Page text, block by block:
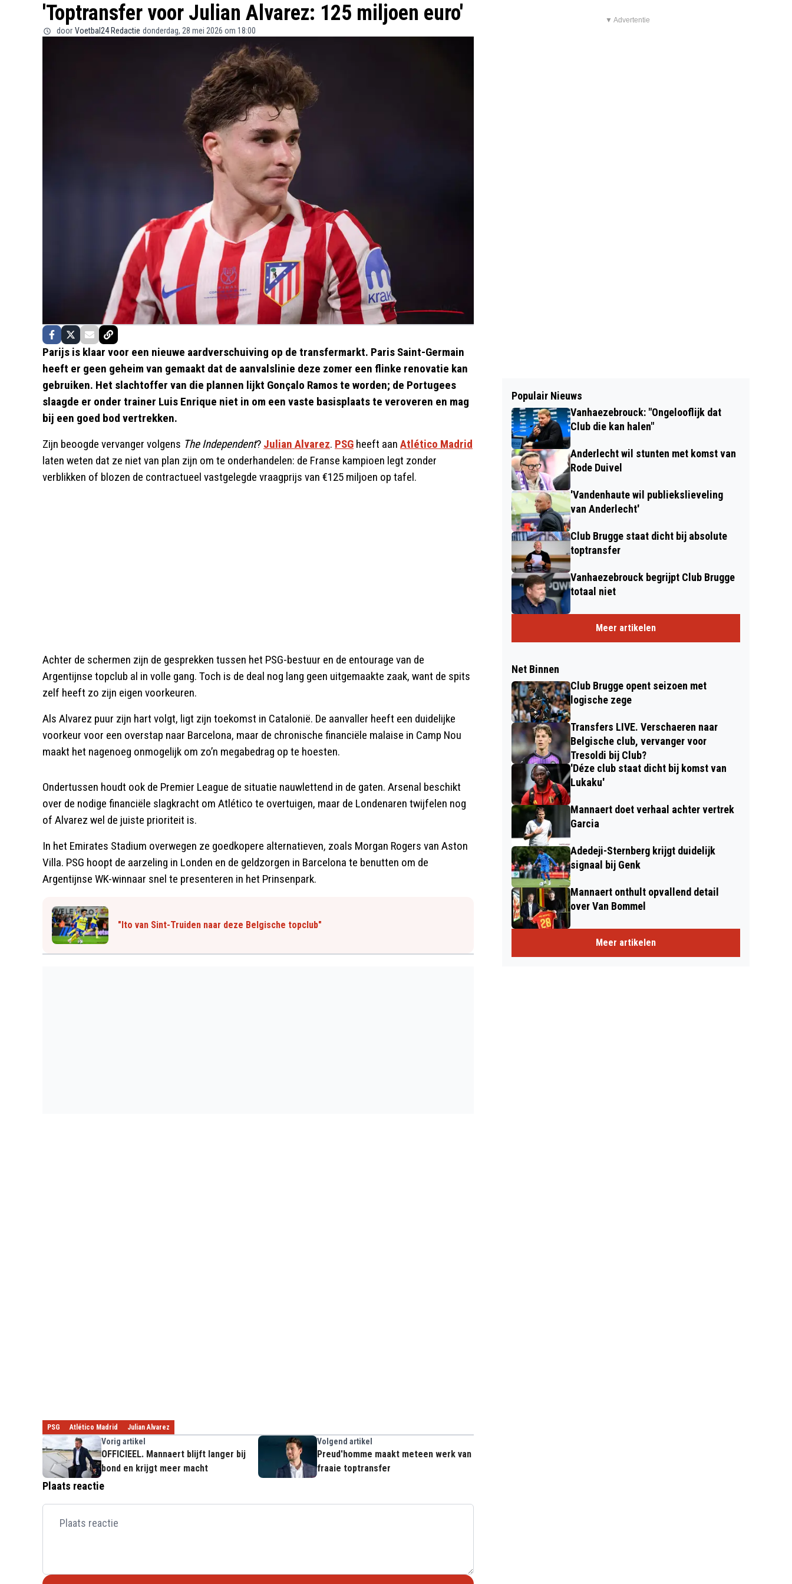
'Toptransfer voor Julian Alvarez: 125 miljoen euro'
door Voetbal24 Redactie donderdag, 28 mei 2026 om 18:00
Parijs is klaar voor een nieuwe aardverschuiving op de transfermarkt. Paris Saint-Germain
heeft er geen geheim van gemaakt dat de aanvalslinie deze zomer een flinke renovatie kan
gebruiken. Het slachtoffer van die plannen lijkt Gonçalo Ramos te worden; de Portugees
slaagde er onder trainer Luis Enrique niet in om een vaste basisplaats te veroveren en mag
bij een goed bod vertrekken.
Zijn beoogde vervanger volgens The Independent? Julian Alvarez. PSG heeft aan Atlético Madrid
laten weten dat ze niet van plan zijn om te onderhandelen: de Franse kampioen legt zonder
verblikken of blozen de contractueel vastgelegde vraagprijs van €125 miljoen op tafel.
Achter de schermen zijn de gesprekken tussen het PSG-bestuur en de entourage van de
Argentijnse topclub al in volle gang. Toch is de deal nog lang geen uitgemaakte zaak, want de spits
zelf heeft zo zijn eigen voorkeuren.
Als Alvarez puur zijn hart volgt, ligt zijn toekomst in Catalonië. De aanvaller heeft een duidelijke
voorkeur voor een overstap naar Barcelona, maar de chronische financiële malaise in Camp Nou
maakt het nagenoeg onmogelijk om zo’n megabedrag op te hoesten.
Ondertussen houdt ook de Premier League de situatie nauwlettend in de gaten. Arsenal beschikt
over de nodige financiële slagkracht om Atlético te overtuigen, maar de Londenaren twijfelen nog
of Alvarez wel de juiste prioriteit is.
In het Emirates Stadium overwegen ze goedkopere alternatieven, zoals Morgan Rogers van Aston
Villa. PSG hoopt de aarzeling in Londen en de geldzorgen in Barcelona te benutten om de
Argentijnse WK-winnaar snel te presenteren in het Prinsenpark.
"Ito van Sint-Truiden naar deze Belgische topclub"
PSG Atlético Madrid Julian Alvarez
Vorig artikel
OFFICIEEL. Mannaert blijft langer bij
bond en krijgt meer macht
Volgend artikel
Preud'homme maakt meteen werk van
fraaie toptransfer
Plaats reactie
▼ Advertentie
Populair Nieuws
Vanhaezebrouck: "Ongelooflijk dat
Club die kan halen"
Anderlecht wil stunten met komst van
Rode Duivel
'Vandenhaute wil publiekslieveling
van Anderlecht'
Club Brugge staat dicht bij absolute
toptransfer
Vanhaezebrouck begrijpt Club Brugge
totaal niet
Meer artikelen
Net Binnen
Club Brugge opent seizoen met
logische zege
Transfers LIVE. Verschaeren naar
Belgische club, vervanger voor
Tresoldi bij Club?
'Déze club staat dicht bij komst van
Lukaku'
Mannaert doet verhaal achter vertrek
Garcia
Adedeji-Sternberg krijgt duidelijk
signaal bij Genk
Mannaert onthult opvallend detail
over Van Bommel
Meer artikelen